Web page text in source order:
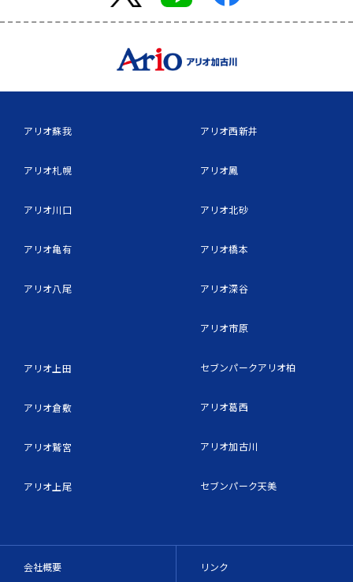
アリオ蘇我
アリオ札幌
アリオ川口
アリオ亀有
アリオ八尾
アリオ上田
アリオ倉敷
アリオ鷲宮
アリオ上尾
アリオ西新井
アリオ鳳
アリオ北砂
アリオ橋本
アリオ深谷
アリオ市原
セブンパークアリオ柏
アリオ葛西
アリオ加古川
セブンパーク天美
会社概要 リンク